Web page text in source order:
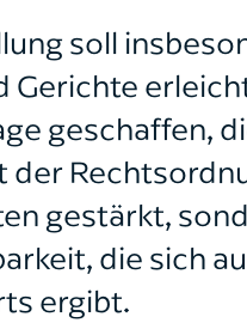
soll
Gerichte
geschaffen,
der
gestärkt,
die sich
ergibt.